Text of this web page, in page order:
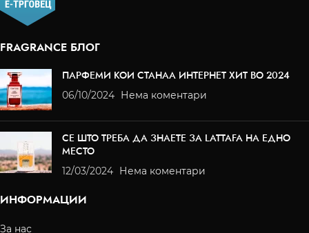
FRAGRANCE БЛОГ
ПАРФЕМИ КОИ СТАНАА ИНТЕРНЕТ ХИТ ВО 2024
06/10/2024 Нема коментари
СЕ ШТО ТРЕБА ДА ЗНАЕТЕ ЗА LATTAFA НА ЕДНО
МЕСТО
12/03/2024 Нема коментари
ИНФОРМАЦИИ
За нас